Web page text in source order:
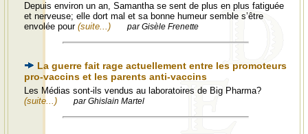
Depuis environ un an, Samantha se sent de plus en plus fatiguée
et nerveuse; elle dort mal et sa bonne humeur semble s’être
envolée pour (suite...) par Gisèle Frenette
La guerre fait rage actuellement entre les promoteurs
pro-vaccins et les parents anti-vaccins
Les Médias sont-ils vendus au laboratoires de Big Pharma?
(suite...)
par Ghislain Martel